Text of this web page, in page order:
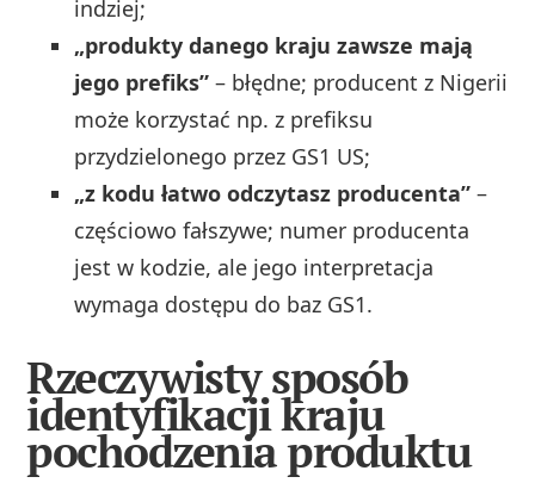
indziej;
„produkty danego kraju zawsze mają
jego prefiks” – błędne; producent z Nigerii
może korzystać np. z prefiksu
przydzielonego przez GS1 US;
„z kodu łatwo odczytasz producenta” –
częściowo fałszywe; numer producenta
jest w kodzie, ale jego interpretacja
wymaga dostępu do baz GS1.
Rzeczywisty sposób
identyfikacji kraju
pochodzenia produktu